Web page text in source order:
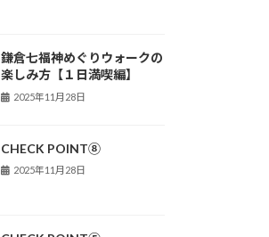
鎌倉七福神めぐりウォークの
楽しみ方【１日満喫編】
2025年11月28日
CHECK POINT⑧
2025年11月28日